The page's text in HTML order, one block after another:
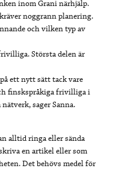
inom Grani närhjälp.
noggrann planering.
och vilken typ av
Största delen är
ett nytt sätt tack vare
finskspråkiga frivilliga i
sager Sanna.
alltid ringa eller sända
en artikel eller som
Det behövs medel för